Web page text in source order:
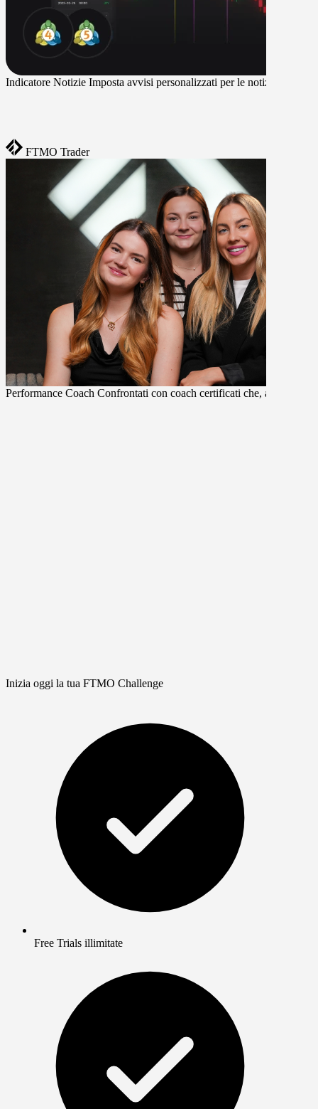
Indicatore Notizie Imposta avvisi personalizzati per le notizie ad
FTMO Trader
Performance Coach Confrontati con coach certificati che, attraverso
Inizia oggi la tua FTMO Challenge
Free Trials illimitate